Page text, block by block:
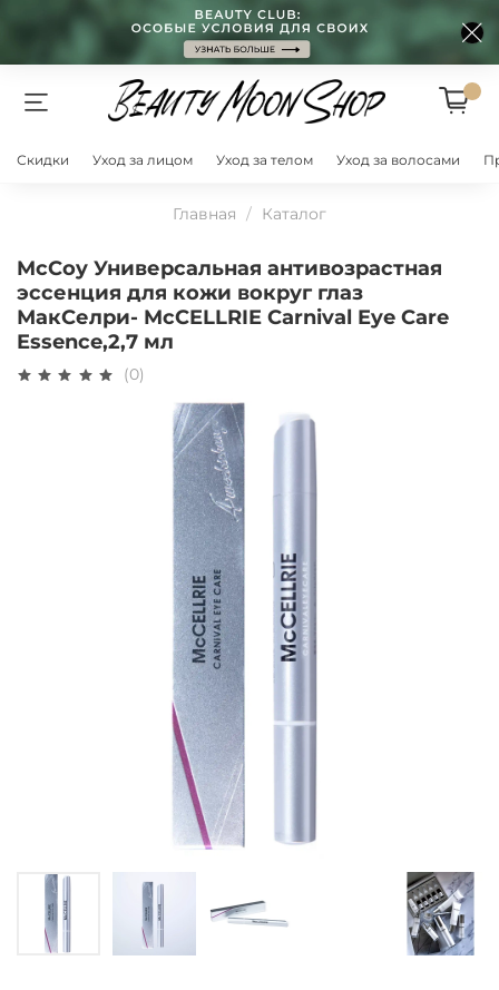
Скидки Уход за лицом Уход за телом Уход за волосами
Главная Каталог
McCoy Универсальная антивозрастная
эссенция для кожи вокруг глаз
МакСелри- McCELLRIE Carnival Eye Care
Essence,2,7 мл
(0)